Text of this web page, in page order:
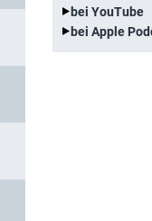
bei YouTube
bei Apple